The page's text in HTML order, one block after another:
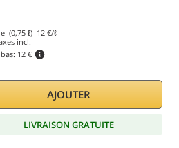
(0,75 ℓ) 12 €/ℓ
incl.
12 €
AJOUTER
LIVRAISON GRATUITE